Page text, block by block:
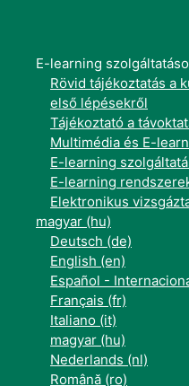
E-learning
Rövid tájékoztatás a
első lépésekről
Tájékoztató a
Multimédia és E-
E-learning
E-learning
Elektronikus
magyar ‎(hu)‎
Deutsch ‎(de)‎
English ‎(en)‎
Español -
Français ‎(fr)‎
Italiano ‎(it)‎
magyar ‎(hu)‎
Nederlands ‎(nl)‎
Română ‎(ro)‎